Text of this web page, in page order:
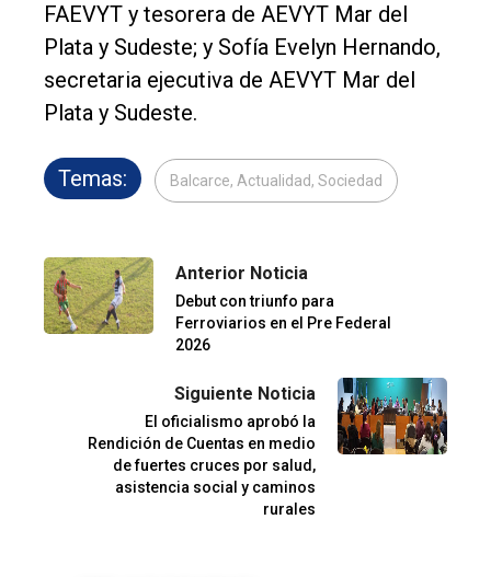
FAEVYT y tesorera de AEVYT Mar del
Plata y Sudeste; y Sofía Evelyn Hernando,
secretaria ejecutiva de AEVYT Mar del
Plata y Sudeste.
Temas: Balcarce, Actualidad, Sociedad
Anterior Noticia
Debut con triunfo para
Ferroviarios en el Pre Federal
2026
Siguiente Noticia
El oficialismo aprobó la
Rendición de Cuentas en medio
de fuertes cruces por salud,
asistencia social y caminos
rurales